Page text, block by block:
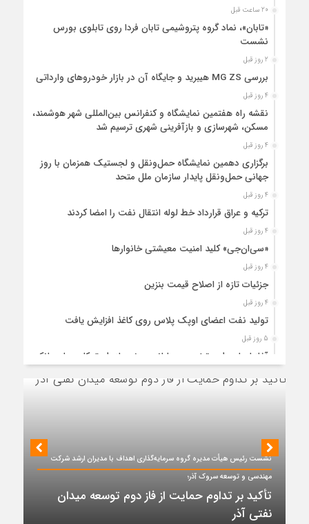
20 ساعت قبل
«تابان»، نماد گروه پتروشیمی تابان فردا روی تابلوی بورس
نشست
2 روز قبل
بررسی MG ZS هیبرید و جایگاه آن در بازار خودروهای وارداتی
4 روز قبل
نقشه راه هفتمین نمایشگاه و کنفرانس بین‌المللی شهر هوشمند،
مسکن، شهرسازی و بازآفرینی شهری ترسیم شد
4 روز قبل
برگزاری دهمین نمایشگاه حمل‌ونقل و لجستیک همزمان با روز
جهانی حمل‌ونقل پایدار سازمان ملل متحد
4 روز قبل
ترکیه و عراق قرارداد خط لوله انتقال نفت را امضا کردند
4 روز قبل
«سی‌ان‌جی» کلید امنیت معیشتی خانوارها
4 روز قبل
جزئیات تازه از اصلاح قیمت بنزین
4 روز قبل
تولید نفت اعضای اوپک پلاس روی کاغذ افزایش یافت
5 روز قبل
آغاز اجرای طرح تخصیص یارانه سوخت از طریق کارت‌های بانکی
مزیت قیمتی CNG؛ سوختی پاک برای کاهش هزینه خانوار و
واردات بنزین
5 روز قبل
ظرفیت پالایش جهانی به کمترین میزان در برابر تقاضای نفت
رسیده است
نشست رئیس هیأت مدیره گروه سرمایه‌گذاری اهداف با مدیران ارشد شرکت
مهندسی و توسعه سروک آذر؛
تأکید بر تداوم حمایت از فاز دوم توسعه میدان
نفتی آذر